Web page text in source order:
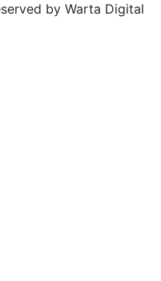
by Warta Digital